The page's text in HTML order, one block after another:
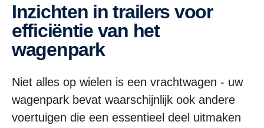
Inzichten in trailers voor
efficiëntie van het
wagenpark
Niet alles op wielen is een vrachtwagen - uw
wagenpark bevat waarschijnlijk ook andere
voertuigen die een essentieel deel uitmaken